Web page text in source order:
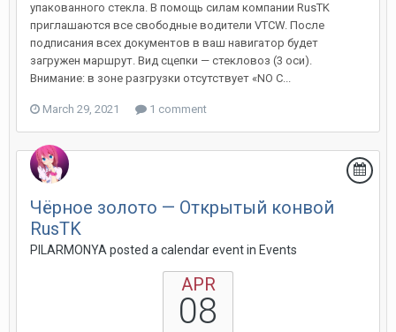
упакованного стекла. В помощь силам компании RusTK
приглашаются все свободные водители VTCW. После
подписания всех документов в ваш навигатор будет
загружен маршрут. Вид сцепки — стекловоз (3 оси).
Внимание: в зоне разгрузки отсутствует «NO C...
March 29, 2021 1 comment
Чёрное золото — Открытый конвой
RusTK
PILARMONYA posted a calendar event in Events
APR
08